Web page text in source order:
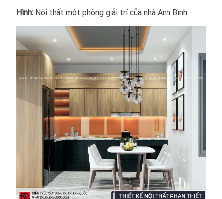
Hình: Nội thất một phòng giải trí của nhà Anh Bình